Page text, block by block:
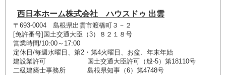
西日本ホーム株式会社 ハウスドゥ 出雲
〒693-0004 島根県出雲市渡橋町３－２
[免許番号]国土交通大臣（3）８２１８号
営業時間/10:00～17:00
定休日/毎週水曜日、第2・第4火曜日、お盆、年末年始
建設業許可 国土交通大臣許可（般-5）第18110号
二級建築士事務所 島根県知事（6）第4748号